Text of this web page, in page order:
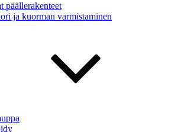
päällerakenteet
ja kuorman varmistaminen